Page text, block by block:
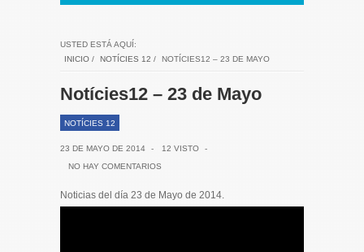
USTED ESTÁ AQUÍ:
INICIO / NOTÍCIES 12 / NOTÍCIES12 – 23 DE MAYO
Notícies12 – 23 de Mayo
NOTÍCIES 12
23 DE MAYO DE 2014 - 12 VISTO
-
NO HAY COMENTARIOS
Noticias del día 23 de Mayo de 2014.